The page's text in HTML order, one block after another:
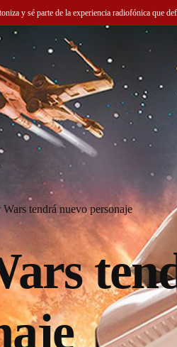
y sé parte de la experiencia radiofónica que
Wars tendrá nuevo personaje